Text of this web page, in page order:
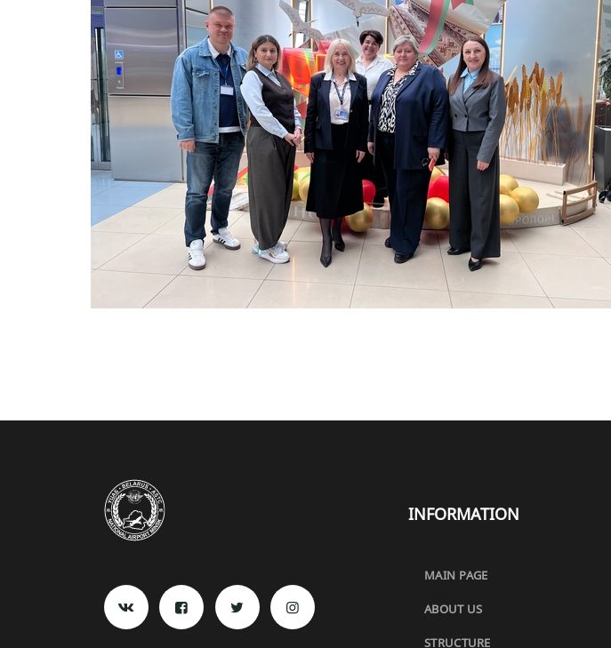
INFORMATION
MAIN PAGE
ABOUT US
STRUCTURE